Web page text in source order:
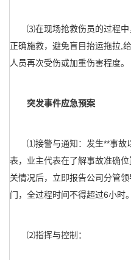
⑶在现场抢救伤员的过程中
正确施救，避免盲目抬运拖拉,
人员再次受伤或加重伤害程度。
突发事件应急预案
⑴接警与通知：发生**事故以
表，业主代表在了解事故准确
关情况后，立即报告公司分管
门，全过程时间不得超过6小时。
⑵指挥与控制：